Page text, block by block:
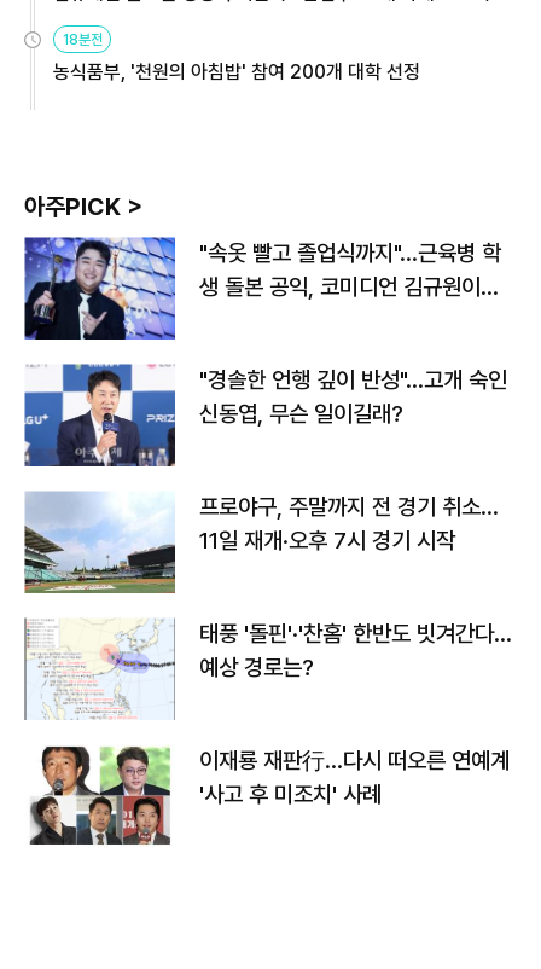
원
18분전
농식품부, '천원의 아침밥' 참여 200개 대학 선정
아주PICK >
"속옷 빨고 졸업식까지"…근육병 학
생 돌본 공익, 코미디언 김규원이었
"경솔한 언행 깊이 반성"…고개 숙인
신동엽, 무슨 일이길래?
프로야구, 주말까지 전 경기 취소…
11일 재개·오후 7시 경기 시작
태풍 '돌핀'·'찬홈' 한반도 빗겨간다…
예상 경로는?
이재룡 재판行…다시 떠오른 연예계
'사고 후 미조치' 사례